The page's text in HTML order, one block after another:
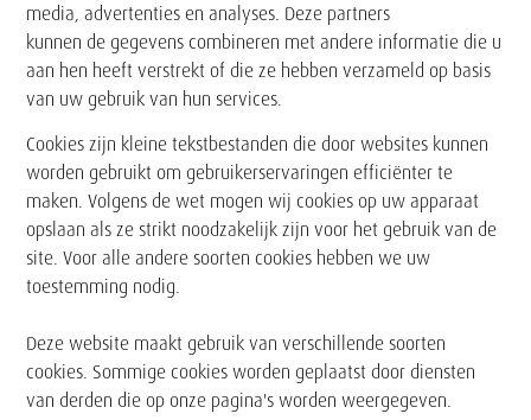
media, advertenties en analyses. Deze partners
kunnen de gegevens combineren met andere informatie die u
aan hen heeft verstrekt of die ze hebben verzameld op basis
van uw gebruik van hun services.
Cookies zijn kleine tekstbestanden die door websites kunnen
worden gebruikt om gebruikerservaringen efficiënter te
maken. Volgens de wet mogen wij cookies op uw apparaat
opslaan als ze strikt noodzakelijk zijn voor het gebruik van de
site. Voor alle andere soorten cookies hebben we uw
toestemming nodig.
Deze website maakt gebruik van verschillende soorten
cookies. Sommige cookies worden geplaatst door diensten
van derden die op onze pagina's worden weergegeven.